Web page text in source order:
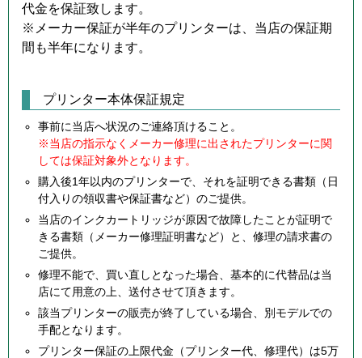
代金を保証致します。
※メーカー保証が半年のプリンターは、当店の保証期
間も半年になります。
プリンター本体保証規定
事前に当店へ状況のご連絡頂けること。
※当店の指示なくメーカー修理に出されたプリンターに関
しては保証対象外となります。
購入後1年以内のプリンターで、それを証明できる書類（日
付入りの領収書や保証書など）のご提供。
当店のインクカートリッジが原因で故障したことが証明で
きる書類（メーカー修理証明書など）と、修理の請求書の
ご提供。
修理不能で、買い直しとなった場合、基本的に代替品は当
店にて用意の上、送付させて頂きます。
該当プリンターの販売が終了している場合、別モデルでの
手配となります。
プリンター保証の上限代金（プリンター代、修理代）は5万